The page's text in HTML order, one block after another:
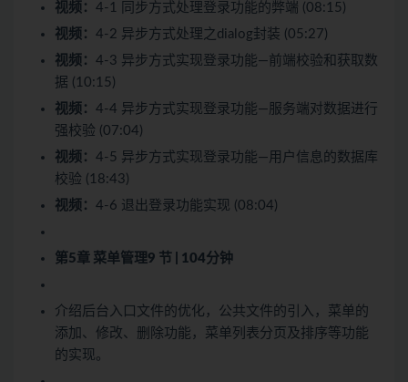
视频： 4-1 同步方式处理登录功能的弊端 (08:15)
视频： 4-2 异步方式处理之dialog封装 (05:27)
视频： 4-3 异步方式实现登录功能—前端校验和获取数
据 (10:15)
视频： 4-4 异步方式实现登录功能—服务端对数据进行
强校验 (07:04)
视频： 4-5 异步方式实现登录功能—用户信息的数据库
校验 (18:43)
视频： 4-6 退出登录功能实现 (08:04)
第5章 菜单管理9 节 | 104分钟
介绍后台入口文件的优化，公共文件的引入，菜单的
添加、修改、删除功能，菜单列表分页及排序等功能
的实现。